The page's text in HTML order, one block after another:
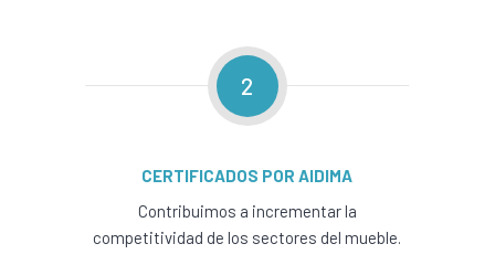
2
CERTIFICADOS POR AIDIMA
Contribuimos a incrementar la
competitividad de los sectores del mueble.